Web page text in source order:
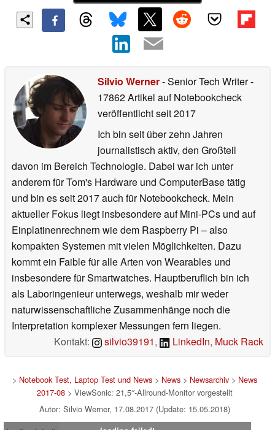
Silvio Werner- Senior Tech Writer-
17862 Artikel auf Notebookcheck
veröffentlichtseit 2017
Ich bin seit über zehn Jahren
journalistisch aktiv, den Großteil
davon im Bereich Technologie. Dabei war ich unter
anderem für Tom's Hardware und ComputerBase tätig
und bin es seit 2017 auch für Notebookcheck. Mein
aktueller Fokus liegt insbesondere auf Mini-PCs und auf
Einplatinenrechnern wie dem Raspberry Pi – also
kompakten Systemen mit vielen Möglichkeiten. Dazu
kommt ein Faible für alle Arten von Wearables und
insbesondere für Smartwatches. Hauptberuflich bin ich
als Laboringenieur unterwegs, weshalb mir weder
naturwissenschaftliche Zusammenhänge noch die
Interpretation komplexer Messungen fern liegen.
Kontakt:
silvio39191, LinkedIn, Muck Rack
> Notebook Test, Laptop Test und News> News> Newsarchiv> News
2017-08> ViewSonic: 21,5″-Allround-Monitor vorgestellt
Autor: Silvio Werner, 17.08.2017 (Update: 15.05.2018)